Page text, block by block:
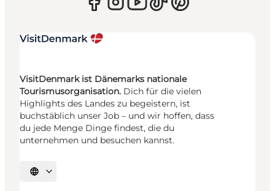
VisitDenmark ist Dänemarks nationale
Tourismusorganisation. Dich für die vielen
Highlights des Landes zu begeistern, ist
buchstäblich unser Job – und wir hoffen, dass
du jede Menge Dinge findest, die du
unternehmen und besuchen kannst.
Sprache auswählen